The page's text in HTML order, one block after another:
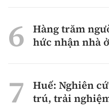
Hàng trăm
hức nhận nhà
Huế: Nghiên
trú, trải